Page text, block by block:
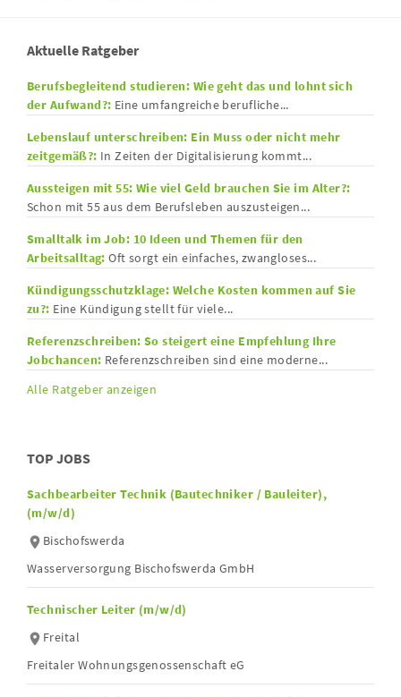
Aktuelle Ratgeber
Berufsbegleitend studieren: Wie geht das und lohnt sich
der Aufwand?: Eine umfangreiche berufliche...
Lebenslauf unterschreiben: Ein Muss oder nicht mehr
zeitgemäß?: In Zeiten der Digitalisierung kommt...
Aussteigen mit 55: Wie viel Geld brauchen Sie im Alter?:
Schon mit 55 aus dem Berufsleben auszusteigen...
Smalltalk im Job: 10 Ideen und Themen für den
Arbeitsalltag: Oft sorgt ein einfaches, zwangloses...
Kündigungsschutzklage: Welche Kosten kommen auf Sie
zu?: Eine Kündigung stellt für viele...
Referenzschreiben: So steigert eine Empfehlung Ihre
Jobchancen: Referenzschreiben sind eine moderne...
Alle Ratgeber anzeigen
TOP JOBS
Sachbearbeiter Technik (Bautechniker / Bauleiter),
(m/w/d)
Bischofswerda
Wasserversorgung Bischofswerda GmbH
Technischer Leiter (m/w/d)
Freital
Freitaler Wohnungsgenossenschaft eG